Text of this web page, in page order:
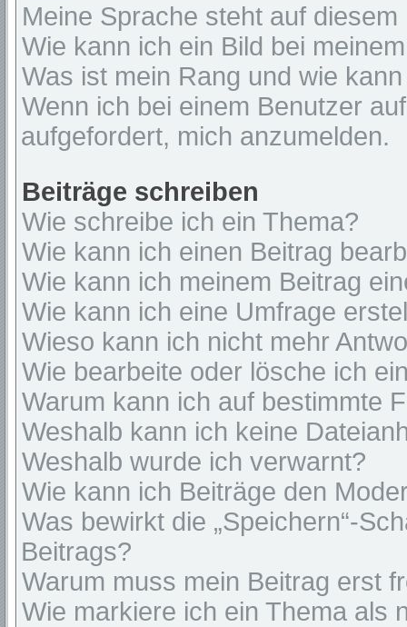
Meine Sprache steht auf
Wie kann ich ein Bild bei
Was ist mein Rang und wie
Wenn ich bei einem Benutzer
aufgefordert, mich anzumelden.
Beiträge schreiben
Wie schreibe ich ein Thema?
Wie kann ich einen Beitrag
Wie kann ich meinem Beitrag
Wie kann ich eine Umfrage
Wieso kann ich nicht mehr
Wie bearbeite oder lösche ich
Warum kann ich auf bestimmte
Weshalb kann ich keine
Weshalb wurde ich verwarnt?
Wie kann ich Beiträge den
Was bewirkt die „Speichern“-
Beitrags?
Warum muss mein Beitrag erst
Wie markiere ich ein Thema als